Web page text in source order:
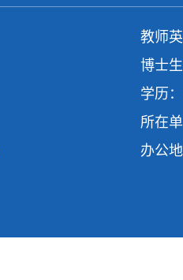
教师
博士
学历
所在
办公